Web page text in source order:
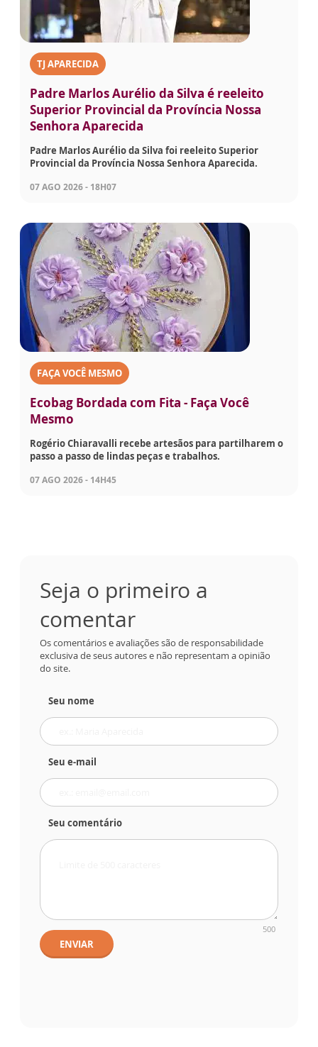
TJ APARECIDA
Padre Marlos Aurélio da Silva é reeleito
Superior Provincial da Província Nossa
Senhora Aparecida
Padre Marlos Aurélio da Silva foi reeleito Superior
Provincial da Província Nossa Senhora Aparecida.
07 AGO 2026 - 18H07
FAÇA VOCÊ MESMO
Ecobag Bordada com Fita - Faça Você
Mesmo
Rogério Chiaravalli recebe artesãos para partilharem o
passo a passo de lindas peças e trabalhos.
07 AGO 2026 - 14H45
Seja o primeiro a
comentar
Os comentários e avaliações são de responsabilidade
exclusiva de seus autores e não representam a opinião
do site.
Seu nome
Seu e-mail
Seu comentário
500
ENVIAR